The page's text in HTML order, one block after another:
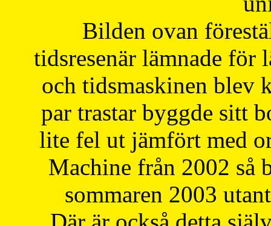
Bilden ovan
tidsresenär lämnade för
och tidsmaskinen blev
par trastar byggde sitt
lite fel ut jämfört med
Machine från 2002 så
sommaren 2003